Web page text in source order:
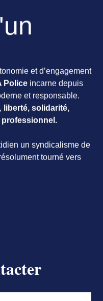
et d’engagement
Police incarne depuis
et responsable.
liberté, solidarité,
un syndicalisme de
tourné vers